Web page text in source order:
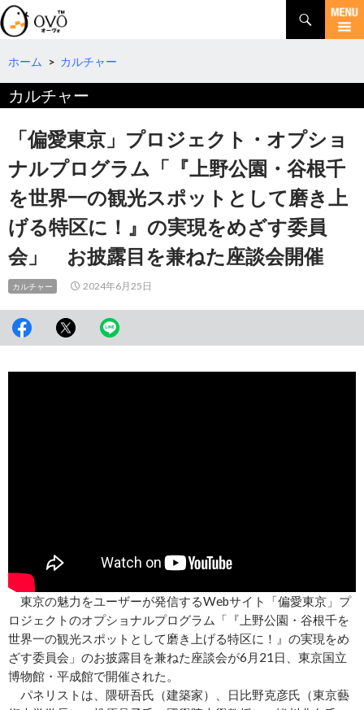
検
索
コ
テ
ツ
へ
ホーム > カルチャー
カルチャー
「偏愛東京」プロジェクト・オプショ
ナルプログラム「『上野公園・谷根千
を世界一の観光スポットとして磨き上
げる特区に！』の実現をめざす委員
会」 お披露目を兼ねた座談会開催
カルチャー 2024年6月25日
東京の魅力をユーザーが発信するWebサイト「偏愛東京」プ
ロジェクトのオプショナルプログラム「『上野公園・谷根千を
世界一の観光スポットとして磨き上げる特区に！』の実現をめ
ざす委員会」のお披露目を兼ねた座談会が6月21日、東京国立
博物館・平成館で開催された。
パネリストは、隈研吾氏（建築家）、日比野克彦氏（東京藝